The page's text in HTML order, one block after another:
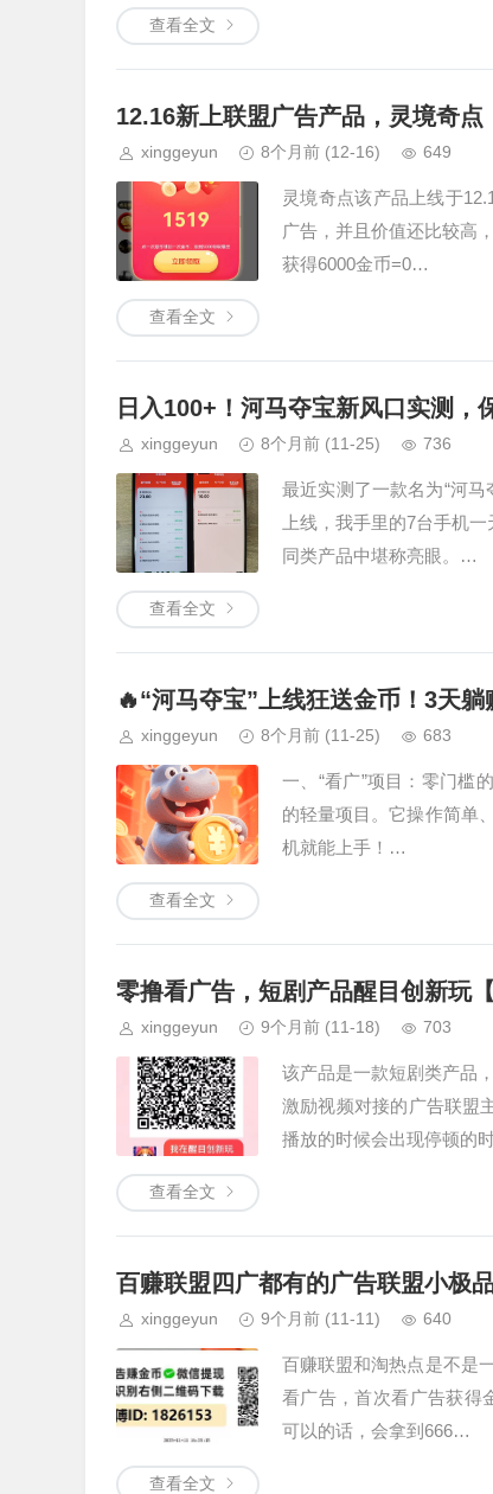
查看全文
12.16新上联盟广告产品，灵境奇点
xinggeyun 8个月前 (12-16) 649
灵境奇点该产品上线于
广告，并且价值还比较高
获得6000金币=0…
查看全文
日入100+！河马夺宝新风口实测，
xinggeyun 8个月前 (11-25) 736
最近实测了一款名为“河
上线，我手里的7台手机
同类产品中堪称亮眼。…
查看全文
🔥“河马夺宝”上线狂送金币！3天
xinggeyun 8个月前 (11-25) 683
一、“看广”项目：零门槛
的轻量项目。它操作简单
机就能上手！…
查看全文
零撸看广告，短剧产品醒目创新玩【
xinggeyun 9个月前 (11-18) 703
该产品是一款短剧类产品
激励视频对接的广告联盟
播放的时候会出现停顿的
查看全文
百赚联盟四广都有的广告联盟小极
xinggeyun 9个月前 (11-11) 640
百赚联盟和淘热点是不是
看广告，首次看广告获得
可以的话，会拿到666…
查看全文